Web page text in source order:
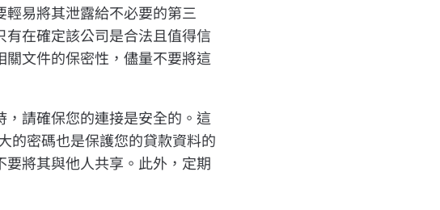
易將其泄露給不必要的第三
在確定該公司是合法且值得信
文件的保密性，儘量不要將這
請確保您的連接是安全的。這
密碼也是保護您的貸款資料的
將其與他人共享。此外，定期